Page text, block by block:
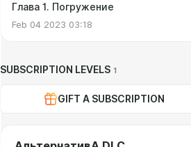
Глава 1. Погружение
Feb 04 2023 03:18
SUBSCRIPTION LEVELS 1
GIFT A SUBSCRIPTION